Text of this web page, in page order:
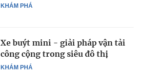
KHÁM PHÁ
KHÁM PHÁ
Xe buýt mini - giải pháp vận tải
công cộng trong siêu đô thị